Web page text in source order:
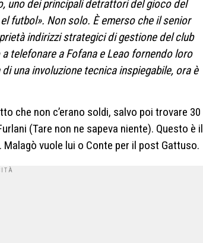
uno dei principali detrattori del gioco del
futbol». Non solo. È emerso che il senior
indirizzi strategici di gestione del club
telefonare a Fofana e Leao fornendo loro
una involuzione tecnica inspiegabile, ora è
che non c’erano soldi, salvo poi trovare 30
(Tare non ne sapeva niente). Questo è il
. Malagò vuole lui o Conte per il post Gattuso.